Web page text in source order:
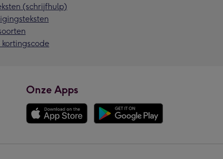
(schrijfhulp)
Onze Apps